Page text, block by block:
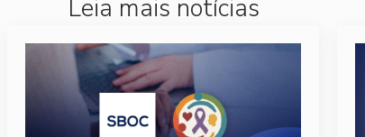
Leia mais notícias